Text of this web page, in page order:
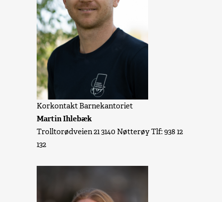
Korkontakt Barnekantoriet
Martin Ihlebæk
Trolltorødveien 21 3140 Nøtterøy Tlf: 938 12
132